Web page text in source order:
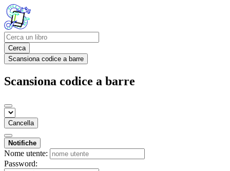
Cerca
Scansiona codice a barre
Scansiona codice a barre
Cancella
Notifiche
Nome utente:
Password: